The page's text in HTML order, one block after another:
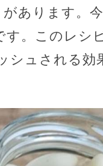
あります。
。このレシ
シュされる効